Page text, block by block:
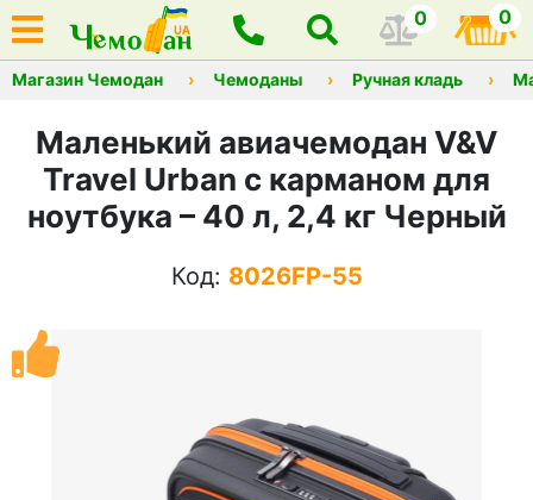
0 0
Магазин Чемодан Чемоданы Ручная кладь
Маленький авиачемодан V&V
Travel Urban с карманом для
ноутбука – 40 л, 2,4 кг Черный
Код: 8026FP-55